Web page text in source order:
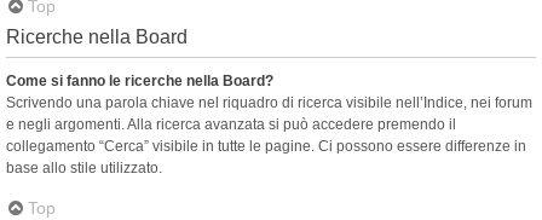
Top
Ricerche nella Board
Come si fanno le ricerche nella Board?
Scrivendo una parola chiave nel riquadro di ricerca visibile nell’Indice, nei forum
e negli argomenti. Alla ricerca avanzata si può accedere premendo il
collegamento “Cerca” visibile in tutte le pagine. Ci possono essere differenze in
base allo stile utilizzato.
Top